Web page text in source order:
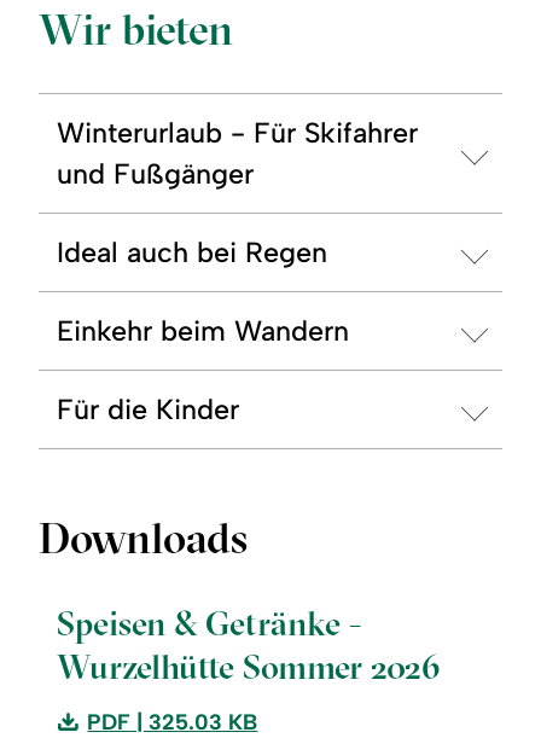
Wir bieten
Winterurlaub - Für Skifahrer
und Fußgänger
Ideal auch bei Regen
Einkehr beim Wandern
Für die Kinder
Downloads
Speisen & Getränke -
Wurzelhütte Sommer 2026
Download:
PDF | 325.03 KB